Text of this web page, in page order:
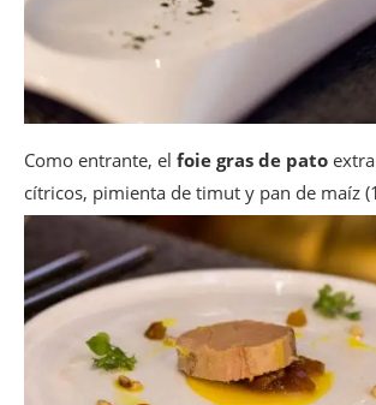
Como entrante, el foie gras de pato
cítricos, pimienta de timut y pan de maíz